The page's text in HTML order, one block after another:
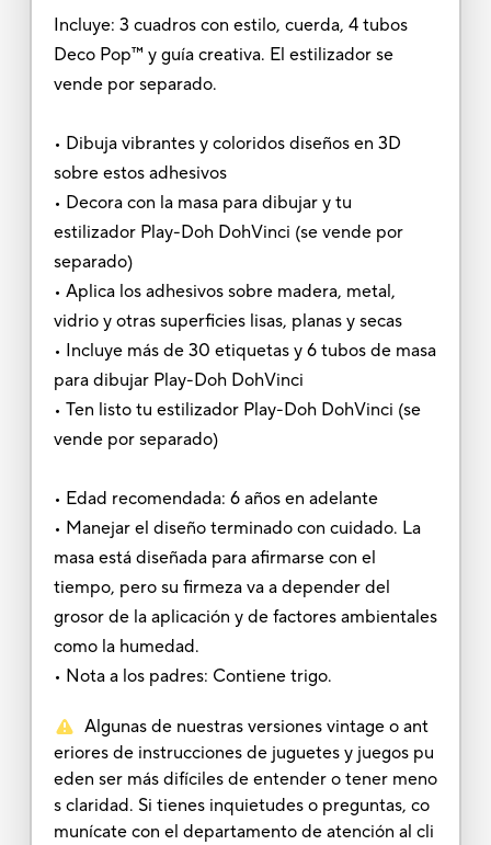
Incluye: 3 cuadros con estilo, cuerda, 4 tubos
Deco Pop™ y guía creativa. El estilizador se
vende por separado.
• Dibuja vibrantes y coloridos diseños en 3D
sobre estos adhesivos
• Decora con la masa para dibujar y tu
estilizador Play-Doh DohVinci (se vende por
separado)
• Aplica los adhesivos sobre madera, metal,
vidrio y otras superficies lisas, planas y secas
• Incluye más de 30 etiquetas y 6 tubos de masa
para dibujar Play-Doh DohVinci
• Ten listo tu estilizador Play-Doh DohVinci (se
vende por separado)
• Edad recomendada: 6 años en adelante
• Manejar el diseño terminado con cuidado. La
masa está diseñada para afirmarse con el
tiempo, pero su firmeza va a depender del
grosor de la aplicación y de factores ambientales
como la humedad.
• Nota a los padres: Contiene trigo.
Algunas de nuestras versiones vintage o ant
eriores de instrucciones de juguetes y juegos pu
eden ser más difíciles de entender o tener meno
s claridad. Si tienes inquietudes o preguntas, co
munícate con el departamento de atención al cli